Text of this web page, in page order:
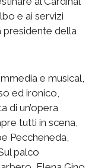
e ai servizi
presidente della
e musical,
ed ironico,
di un’opera
tutti in scena,
Peccheneda,
palco